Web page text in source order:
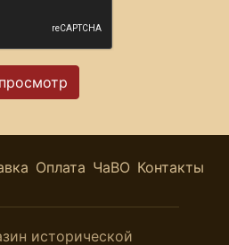
Оплата ЧаВО Контакты
исторической